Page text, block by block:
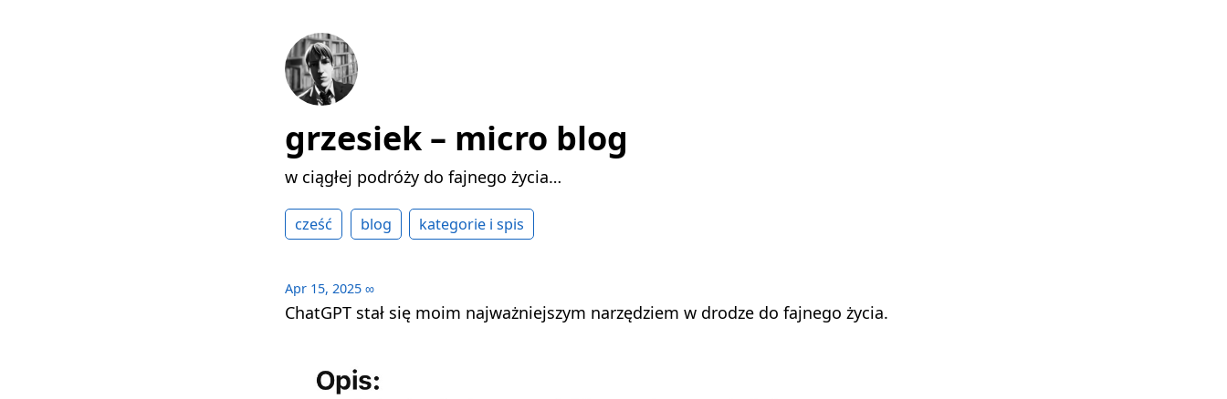
grzesiek – micro blog
w ciągłej podróży do fajnego życia…
cześć blog kategorie i spis
Apr 15, 2025 ∞
ChatGPT stał się moim najważniejszym narzędziem w drodze do fajnego życia.